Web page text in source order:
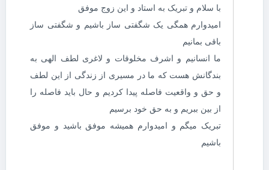
با سلام و تبریک به استاد و این زوج موفق
امیدوارم همگی یک شگفتی ساز باشیم و شگفتی ساز
باقی بمانیم
ما انسانیم و اشرف مخلوقات و لاغری لطف الهی به
بندگانش هست که ما در مسیری از زندگی از این لطف
و حق و واقعیت فاصله پیدا کردیم و حال باید فاصله را
از بین ببریم و به حق خود برسیم
تبریک میگم و امیدوارم همیشه موفق باشید و موفق
باشیم